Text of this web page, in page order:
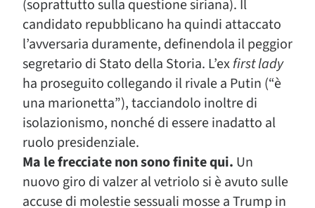
(soprattutto sulla questione siriana). Il
candidato repubblicano ha quindi attaccato
l’avversaria duramente, definendola il peggior
segretario di Stato della Storia. L’exfirst lady
ha proseguito collegando il rivale a Putin (“è
una marionetta”), tacciandolo inoltre di
isolazionismo, nonché di essere inadatto al
ruolo presidenziale.
Ma le frecciate non sono finite qui. Un
nuovo giro di valzer al vetriolo si è avuto sulle
accuse di molestie sessuali mosse a Trump in